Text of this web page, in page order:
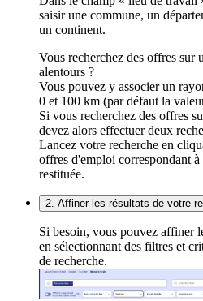
saisir une commune, un
un continent.
Vous recherchez des offres sur
alentours ?
Vous pouvez y associer un
0 et 100 km (par défaut la
Si vous recherchez des offres
devez alors effectuer deux
Lancez votre recherche en
offres d'emploi correspondant à
restituée.
2. Affiner les résultats de votre
Si besoin, vous pouvez affiner
en sélectionnant des filtres et
de recherche.